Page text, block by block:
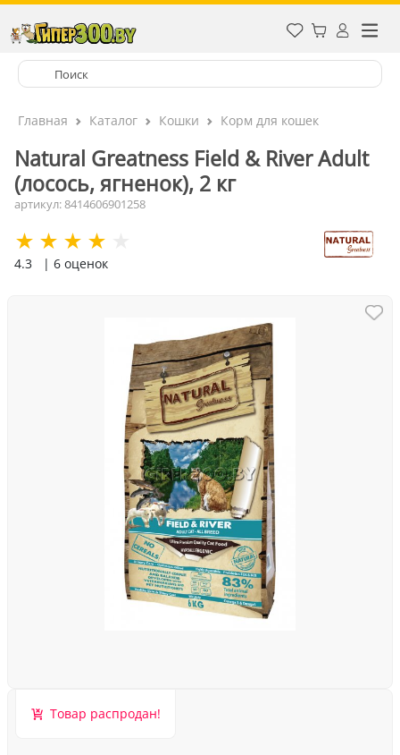
Главная Каталог Кошки Корм для кошек
Natural Greatness Field & River Adult
(лосось, ягненок), 2 кг
артикул: 8414606901258
4.3 | 6 оценок
Товар распродан!